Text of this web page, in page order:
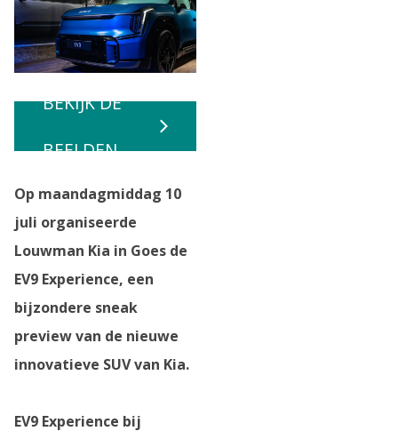
BEKIJK DE
BEELDEN
Op maandagmiddag 10
juli organiseerde
Louwman Kia in Goes de
EV9 Experience, een
bijzondere sneak
preview van de nieuwe
innovatieve SUV van Kia.
EV9 Experience bij